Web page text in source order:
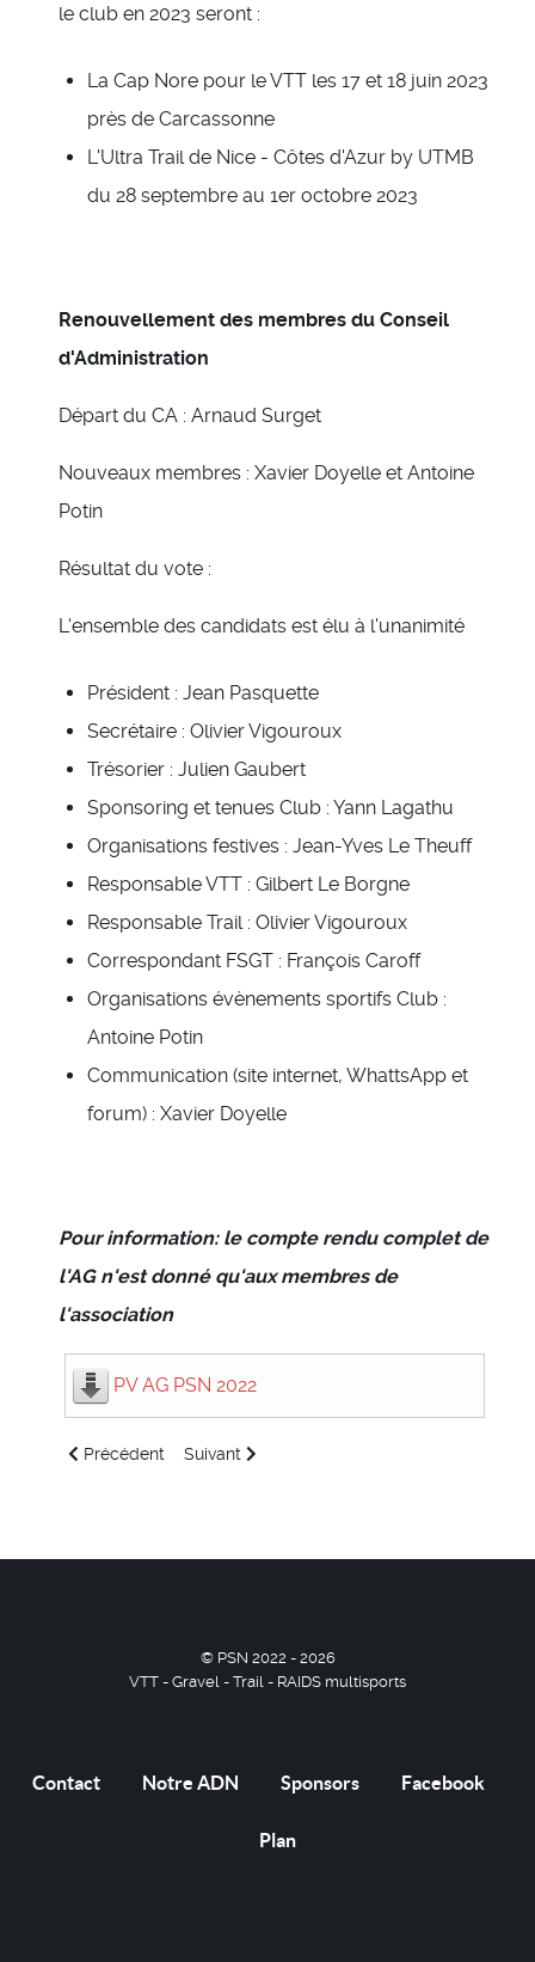
le club en 2023 seront :
La Cap Nore pour le VTT les 17 et 18 juin 2023
près de Carcassonne
L'Ultra Trail de Nice - Côtes d'Azur by UTMB
du 28 septembre au 1er octobre 2023
Renouvellement des membres du Conseil
d'Administration
Départ du CA : Arnaud Surget
Nouveaux membres : Xavier Doyelle et Antoine
Potin
Résultat du vote :
L'ensemble des candidats est élu à l'unanimité
Président : Jean Pasquette
Secrétaire : Olivier Vigouroux
Trésorier : Julien Gaubert
Sponsoring et tenues Club : Yann Lagathu
Organisations festives : Jean-Yves Le Theuff
Responsable VTT : Gilbert Le Borgne
Responsable Trail : Olivier Vigouroux
Correspondant FSGT : François Caroff
Organisations évènements sportifs Club :
Antoine Potin
Communication (site internet, WhattsApp et
forum) : Xavier Doyelle
Pour information: le compte rendu complet de
l'AG n'est donné qu'aux membres de
l'association
PV AG PSN 2022
Article précédent : Bonnes fêtes de fin d'année
Précédent Article suivant : Traversée de la Haute-Savoie
Suivant
© PSN 2022 - 2026
VTT - Gravel - Trail - RAIDS multisports
Contact Notre ADN Sponsors Facebook
Plan